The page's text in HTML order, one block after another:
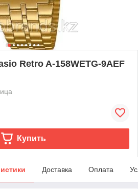
Retro A-158WETG-9AEF
Купить
Доставка Оплата